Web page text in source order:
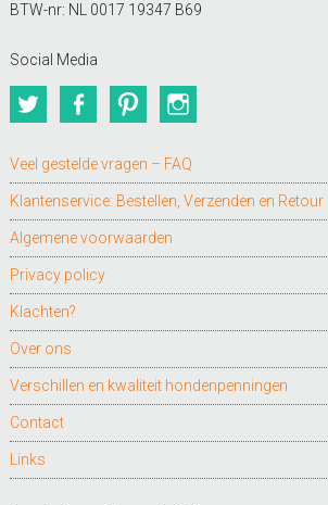
BTW-nr: NL 0017 19347 B69
Social Media
TwitterFacebookPinterest
Veel gestelde vragen – FAQ
Klantenservice: Bestellen, Verzenden en Retour
Algemene voorwaarden
Privacy policy
Klachten?
Over ons
Verschillen en kwaliteit hondenpenningen
Contact
Links